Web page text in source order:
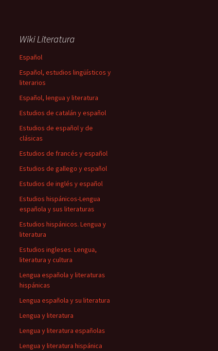
Wiki Literatura
Español
Español, estudios lingüísticos y
literarios
Español, lengua y literatura
Estudios de catalán y español
Estudios de español y de
clásicas
Estudios de francés y español
Estudios de gallego y español
Estudios de inglés y español
Estudios hispánicos-Lengua
española y sus literaturas
Estudios hispánicos. Lengua y
literatura
Estudios ingleses. Lengua,
literatura y cultura
Lengua española y literaturas
hispánicas
Lengua española y su literatura
Lengua y literatura
Lengua y literatura españolas
Lengua y literatura hispánica